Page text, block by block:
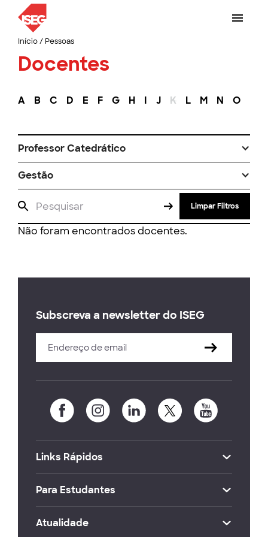
Início/ Pessoas
Docentes
A B C D E F G H I J K L M N O
Professor Catedrático
Gestão
Limpar Filtros
Não foram encontrados docentes.
Subscreva a newsletter do ISEG
Links Rápidos
Para Estudantes
Atualidade